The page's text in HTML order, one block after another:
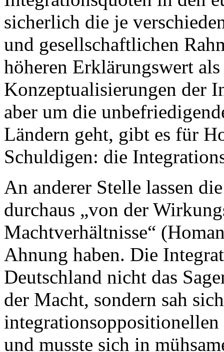
sicherlich die je
und gesellschaftlichen
höheren Erklärungswert
Konzeptualisierungen der
aber um die
Ländern geht, gibt es für
Schuldigen: die
An anderer Stelle lassen
durchaus „von der
Machtverhältnisse“
Ahnung haben. Die
Deutschland nicht das
der Macht, sondern sah
und musste sich in